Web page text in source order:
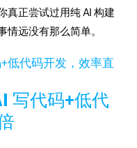
真正尝试过用纯 AI 构建
情远没有那么简单。
写代码+低代